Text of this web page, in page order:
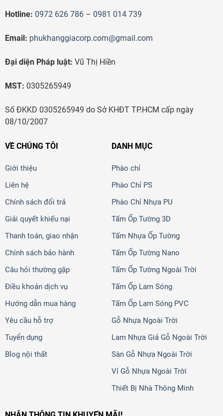
Hotline: 0972 626 786 – 0981 014 739
Email: phukhanggiacorp.com@gmail.com
Đại diện Pháp luật: Vũ Thị Hiền
MST: 0305265949
Số ĐKKD 0305265949 do Sở KHĐT TP.HCM cấp ngày
08/10/2007
VỀ CHÚNG TÔI
Giới thiệu
Liên hệ
Chính sách đổi trả
Giải quyết khiếu nại
Thanh toán, giao nhận
Chính sách bảo hành
Câu hỏi thường gặp
Điều khoản dịch vụ
Hướng dẫn mua hàng
Yêu cầu hỗ trợ
Tuyển dụng
Blog nội thất
DANH MỤC
Phào chỉ
Phào Chỉ PS
Phào Chỉ Nhựa PU
Tấm Ốp Tường 3D
Tấm Nhựa Ốp Tường
Tấm Ốp Tường Nano
Tấm Ốp Tường Ngoài Trời
Tấm Ốp Lam Sóng
Tấm Ốp Lam Sóng PVC
Gỗ Nhựa Ngoài Trời
Lam Nhựa Giả Gỗ Ngoài Trời
Sàn Gỗ Nhựa Ngoài Trời
Vỉ Gỗ Nhựa Ngoài Trời
Thiết Bị Nhà Thông Minh